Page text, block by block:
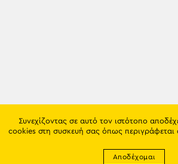
Συνεχίζοντας σε αυτό τον ιστότοπο
cookies στη συσκευή σας όπως περιγράφεται
Αποδέχομαι